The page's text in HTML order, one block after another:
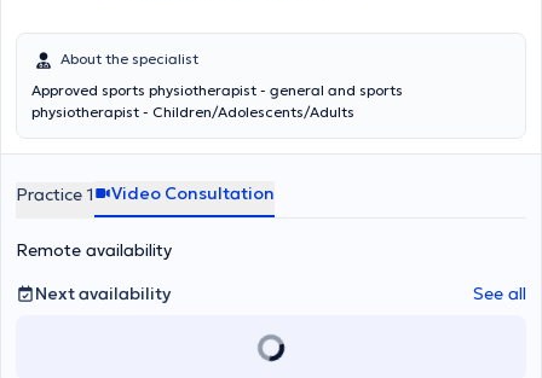
About the specialist
Approved sports physiotherapist - general and sports
physiotherapist - Children/Adolescents/Adults
Practice 1 Video Consultation
Remote availability
Next availability
See all